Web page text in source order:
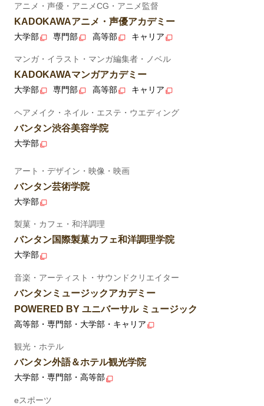
アニメ・声優・アニメCG・アニメ監督
KADOKAWAアニメ・声優アカデミー
大学部 専門部 高等部 キャリア
マンガ・イラスト・マンガ編集者・ノベル
KADOKAWAマンガアカデミー
大学部 専門部 高等部 キャリア
ヘアメイク・ネイル・エステ・ウエディング
バンタン渋谷美容学院
大学部
アート・デザイン・映像・映画
バンタン芸術学院
大学部
製菓・カフェ・和洋調理
バンタン国際製菓カフェ和洋調理学院
大学部
音楽・アーティスト・サウンドクリエイター
バンタンミュージックアカデミー
POWERED BY ユニバーサル ミュージック
高等部・専門部・大学部・キャリア
観光・ホテル
バンタン外語＆ホテル観光学院
大学部・専門部・高等部
eスポーツ